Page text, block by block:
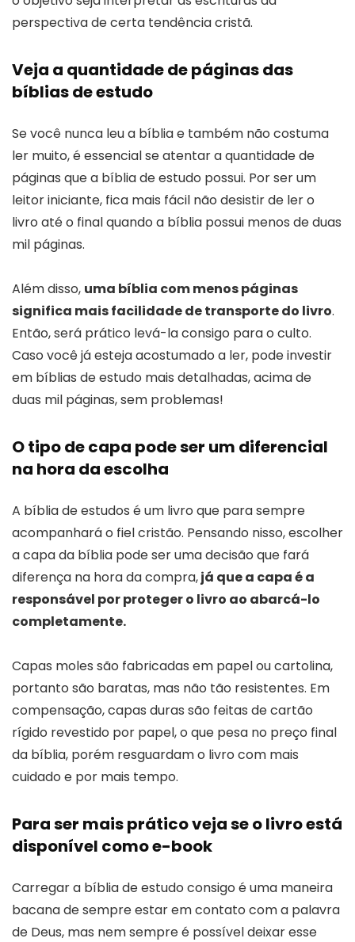
perspectiva de certa tendência cristã.
Veja a quantidade de páginas das
bíblias de estudo
Se você nunca leu a bíblia e também não costuma
ler muito, é essencial se atentar a quantidade de
páginas que a bíblia de estudo possui. Por ser um
leitor iniciante, fica mais fácil não desistir de ler o
livro até o final quando a bíblia possui menos de duas
mil páginas.
Além disso, uma bíblia com menos páginas
significa mais facilidade de transporte do livro.
Então, será prático levá-la consigo para o culto.
Caso você já esteja acostumado a ler, pode investir
em bíblias de estudo mais detalhadas, acima de
duas mil páginas, sem problemas!
O tipo de capa pode ser um diferencial
na hora da escolha
A bíblia de estudos é um livro que para sempre
acompanhará o fiel cristão. Pensando nisso, escolher
a capa da bíblia pode ser uma decisão que fará
diferença na hora da compra,já que a capa é a
responsável por proteger o livro ao abarcá-lo
completamente.
Capas moles são fabricadas em papel ou cartolina,
portanto são baratas, mas não tão resistentes. Em
compensação, capas duras são feitas de cartão
rígido revestido por papel, o que pesa no preço final
da bíblia, porém resguardam o livro com mais
cuidado e por mais tempo.
Para ser mais prático veja se o livro está
disponível como e-book
Carregar a bíblia de estudo consigo é uma maneira
bacana de sempre estar em contato com a palavra
de Deus, mas nem sempre é possível deixar esse